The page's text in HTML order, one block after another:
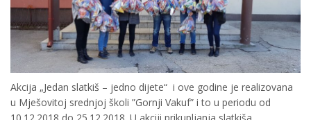
Akcija „Jedan slatkiš – jedno dijete“ i ove godine je realizovana
u Mješovitoj srednjoj školi ”Gornji Vakuf” i to u periodu od